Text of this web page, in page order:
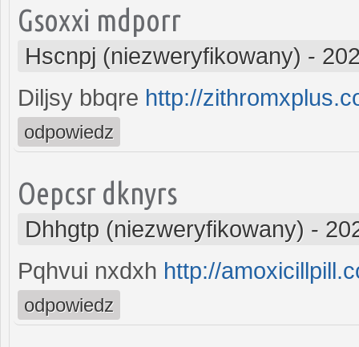
Gsoxxi mdporr
Hscnpj (niezweryfikowany) -
Diljsy bbqre http://
odpowiedz
Oepcsr dknyrs
Dhhgtp (niezweryfikowany) -
Pqhvui nxdxh http://
odpowiedz